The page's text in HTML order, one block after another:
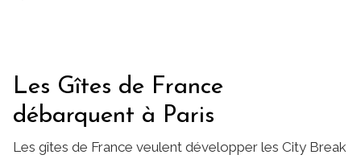
Les Gîtes de France
débarquent à Paris
Les gîtes de France veulent développer les City Break